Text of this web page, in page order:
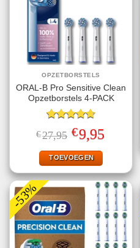
OPZETBORSTELS
ORAL-B Pro Sensitive Clean
Opzetborstels 4-PACK
Gewaardeerd
4.75uit 5
€27,95 Oorspronkelijke
prijs
was:
€27,95.
€9,95prijs
TOEVOEGEN
-53%